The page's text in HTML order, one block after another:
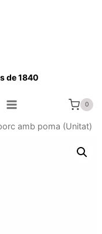
de 1840
0
amb poma (Unitat)